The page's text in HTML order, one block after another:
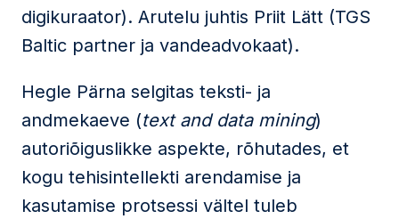
digikuraator). Arutelu juhtis Priit Lätt (TGS
Baltic partner ja vandeadvokaat).
Hegle Pärna selgitas teksti- ja
andmekaeve (text and data mining)
autoriõiguslikke aspekte, rõhutades, et
kogu tehisintellekti arendamise ja
kasutamise protsessi vältel tuleb